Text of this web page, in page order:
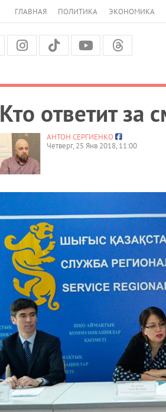
ГЛАВНАЯ ПОЛИТИКА ЭКОНОМИКА
Кто ответит за
АНТОН СЕРГИЕНКО
Четверг, 25 Янв 2018, 11:00